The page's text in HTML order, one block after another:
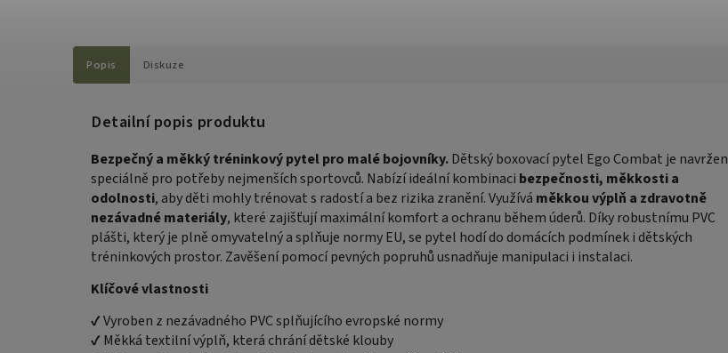
Popis Diskuze
Detailní popis produktu
Bezpečný a měkký tréninkový pytel pro malé bojovníky.Dětský boxovací pytel Ego Combat je navržen
speciálně pro potřeby nejmenších sportovců. Nabízí ideální kombinaci bezpečnosti, měkkosti a
odolnosti, aby děti mohly trénovat s radostí a bez rizika zranění. Využívá měkkou výplň a zdravotně
nezávadné materiály, které zajišťují maximální komfort a ochranu během úderů. Díky robustnímu PVC
plášti, který je plně omyvatelný a splňuje normy EU, se pytel hodí do domácích podmínek i dětských
tréninkových prostor. Zavěšení pomocí pevných popruhů usnadňuje manipulaci i instalaci.
Klíčové vlastnosti
✔ Vyroben z nezávadného PVC splňujícího evropské normy
✔ Měkká textilní výplň, která chrání dětské klouby